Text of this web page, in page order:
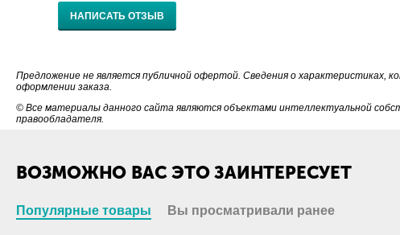
НАПИСАТЬ ОТЗЫВ
Предложение не является публичной офертой. Сведения о
оформлении заказа.
© Все материалы данного сайта являются объектами интеллектуальной
правообладателя.
ВОЗМОЖНО ВАС ЭТО ЗАИНТЕРЕСУЕТ
Популярные товары Вы просматривали ранее